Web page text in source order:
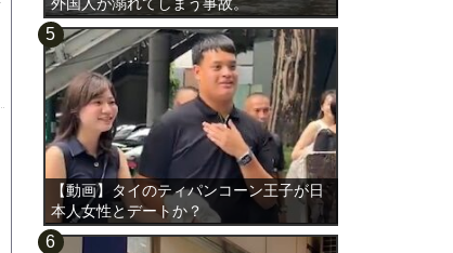
外国人が溺れてしまう事故。
【動画】タイのティパンコーン王子が日
本人女性とデートか？